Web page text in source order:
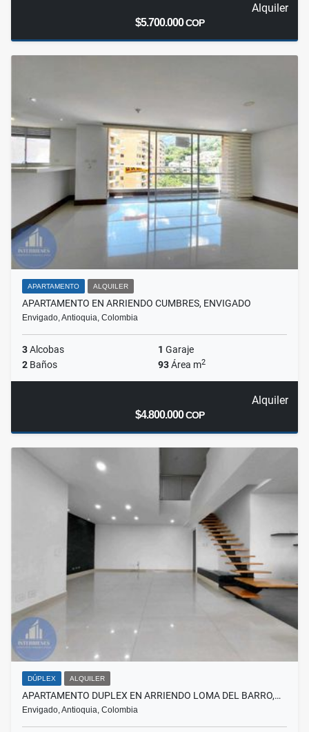
Alquiler
$5.700.000COP
APARTAMENTO ALQUILER
APARTAMENTO EN ARRIENDO CUMBRES, ENVIGADO
Envigado, Antioquia, Colombia
3Alcobas 1 Garaje
2 Baños 93Área m2
Alquiler
$4.800.000COP
DÚPLEX ALQUILER
APARTAMENTO DUPLEX EN ARRIENDO LOMA DEL BARRO,…
Envigado, Antioquia, Colombia